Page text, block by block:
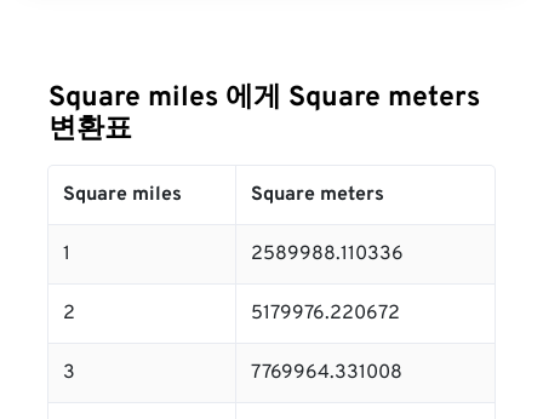
Square miles 에게 Square meters
변환표
Square miles Square meters
1 2589988.110336
2 5179976.220672
3 7769964.331008